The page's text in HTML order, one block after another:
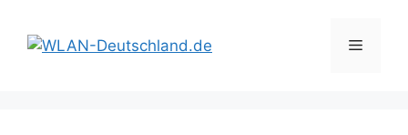
Inhalt
springen
Menü